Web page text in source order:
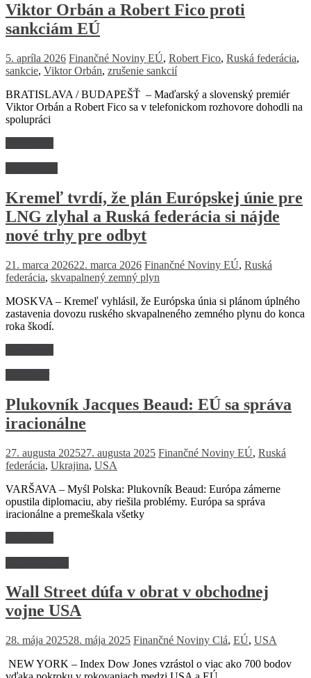
Viktor Orbán a Robert Fico proti
sankciám EÚ
5. apríla 2026 Finančné Noviny EÚ, Robert Fico, Ruská federácia,
sankcie, Viktor Orbán, zrušenie sankcií
BRATISLAVA / BUDAPEŠŤ – Maďarský a slovenský premiér
Viktor Orbán a Robert Fico sa v telefonickom rozhovore dohodli na
spolupráci
Kremeľ tvrdí, že plán Európskej únie pre
LNG zlyhal a Ruská federácia si nájde
nové trhy pre odbyt
21. marca 202622. marca 2026 Finančné Noviny EÚ, Ruská
federácia, skvapalnený zemný plyn
MOSKVA – Kremeľ vyhlásil, že Európska únia si plánom úplného
zastavenia dovozu ruského skvapalneného zemného plynu do konca
roka škodí.
Plukovník Jacques Beaud: EÚ sa správa
iracionálne
27. augusta 202527. augusta 2025 Finančné Noviny EÚ, Ruská
federácia, Ukrajina, USA
VARŠAVA – Myśl Polska: Plukovník Beaud: Európa zámerne
opustila diplomaciu, aby riešila problémy. Európa sa správa
iracionálne a premeškala všetky
Wall Street dúfa v obrat v obchodnej
vojne USA
28. mája 202528. mája 2025 Finančné Noviny Clá, EÚ, USA
NEW YORK – Index Dow Jones vzrástol o viac ako 700 bodov